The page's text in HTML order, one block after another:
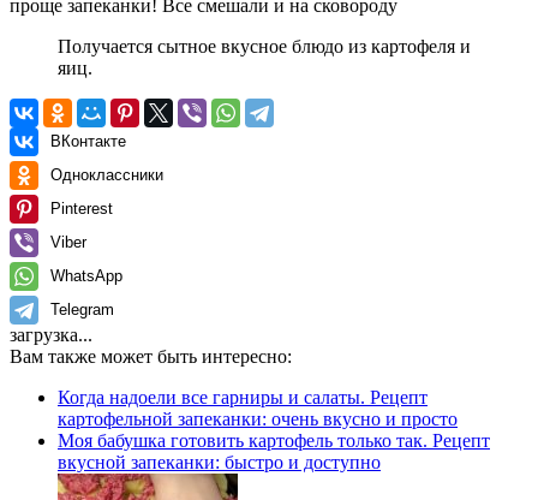
Получается сытное вкусное блюдо из картофеля и
яиц.
ВКонтакте
Одноклассники
Pinterest
Viber
WhatsApp
Telegram
загрузка...
Вам также может быть интересно:
Когда надоели все гарниры и салаты. Рецепт
картофельной запеканки: очень вкусно и просто
Моя бабушка готовить картофель только так. Рецепт
вкусной запеканки: быстро и доступно